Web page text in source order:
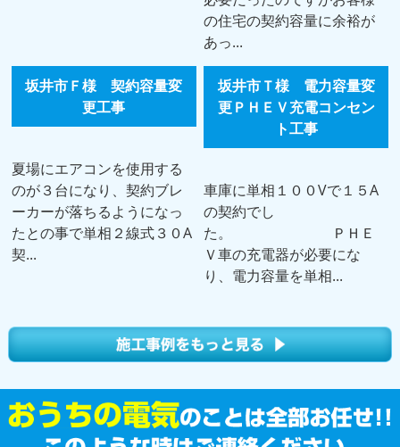
の住宅の契約容量に余裕が
あっ...
坂井市Ｆ様 契約容量変
更工事
夏場にエアコンを使用する
のが３台になり、契約ブレ
ーカーが落ちるようになっ
たとの事で単相２線式３０A
契...
坂井市Ｔ様 電力容量変
更ＰＨＥＶ充電コンセン
ト工事
車庫に単相１００Vで１５A
の契約でし
た。 ＰＨＥ
Ｖ車の充電器が必要にな
り、電力容量を単相...